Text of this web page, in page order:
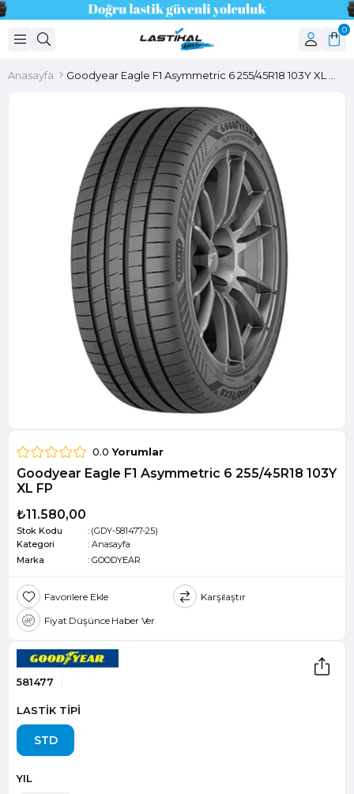
0
Anasayfa
0.0 Yorumlar
Goodyear Eagle F1 Asymmetric 6 255/45R18 103Y
XL FP
₺11.580,00
Stok Kodu
(GDY-581477-25)
Kategori
: Anasayfa
Marka
: GOODYEAR
Favorilere Ekle
Karşılaştır
Fiyat Düşünce Haber Ver
581477
LASTİK TİPİ
STD
YIL